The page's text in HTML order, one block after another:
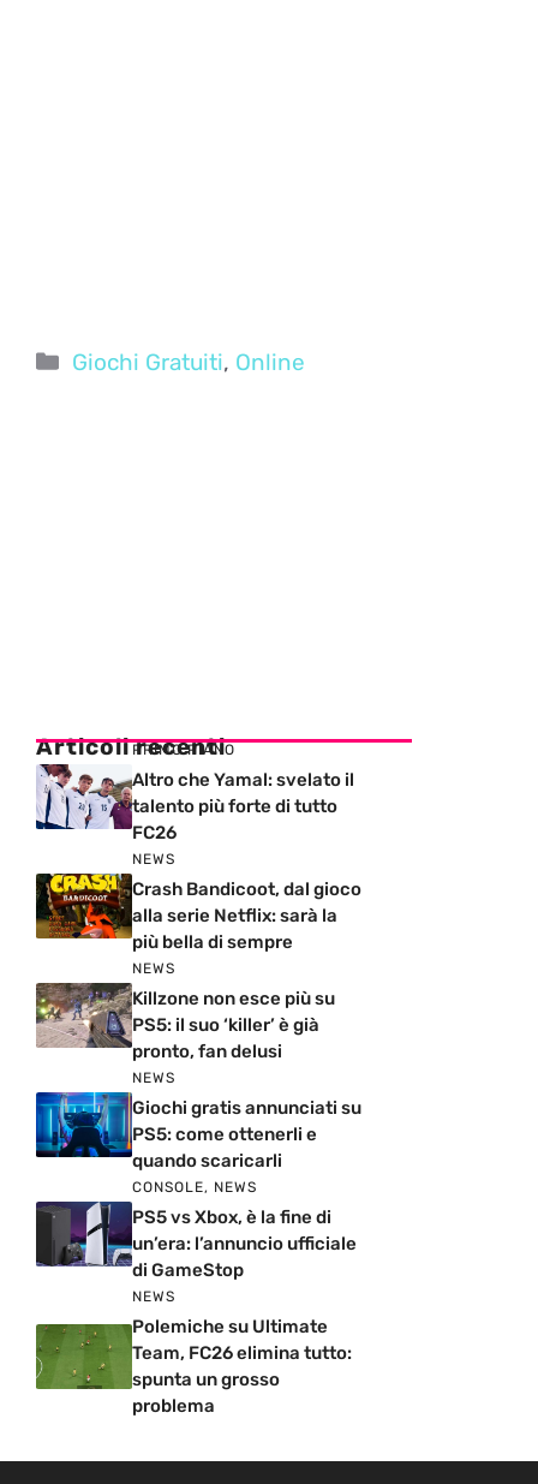
Categorie
Giochi Gratuiti, Online
Articoli recenti
PRIMO PIANO
Altro che Yamal: svelato il
talento più forte di tutto
FC26
NEWS
Crash Bandicoot, dal gioco
alla serie Netflix: sarà la
più bella di sempre
NEWS
Killzone non esce più su
PS5: il suo ‘killer’ è già
pronto, fan delusi
NEWS
Giochi gratis annunciati su
PS5: come ottenerli e
quando scaricarli
CONSOLE, NEWS
PS5 vs Xbox, è la fine di
un’era: l’annuncio ufficiale
di GameStop
NEWS
Polemiche su Ultimate
Team, FC26 elimina tutto:
spunta un grosso
problema